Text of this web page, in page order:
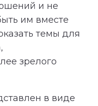
и не
им вместе
темы для
зрелого
в виде